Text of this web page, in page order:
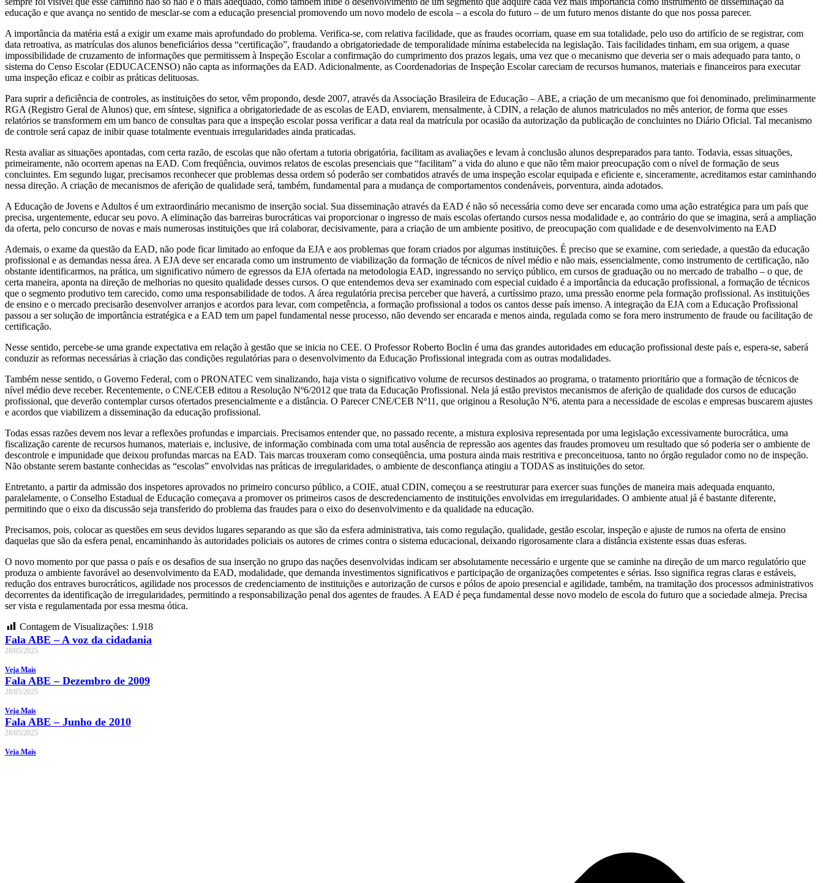
educação e que avança no sentido de mesclar-se com a educação presencial promovendo um novo modelo de escola – a escola do futuro – de um futuro menos distante do que nos possa parecer.
A importância da matéria está a exigir um exame mais aprofundado do problema. Verifica-se, com relativa facilidade, que as fraudes ocorriam, quase em sua totalidade, pelo uso do artifício de se registrar, com
data retroativa, as matrículas dos alunos beneficiários dessa “certificação”, fraudando a obrigatoriedade de temporalidade mínima estabelecida na legislação. Tais facilidades tinham, em sua origem, a quase
impossibilidade de cruzamento de informações que permitissem à Inspeção Escolar a confirmação do cumprimento dos prazos legais, uma vez que o mecanismo que deveria ser o mais adequado para tanto, o
sistema do Censo Escolar (EDUCACENSO) não capta as informações da EAD. Adicionalmente, as Coordenadorias de Inspeção Escolar careciam de recursos humanos, materiais e financeiros para executar
uma inspeção eficaz e coibir as práticas delituosas.
Para suprir a deficiência de controles, as instituições do setor, vêm propondo, desde 2007, através da Associação Brasileira de Educação – ABE, a criação de um mecanismo que foi denominado, preliminarmente
RGA (Registro Geral de Alunos) que, em síntese, significa a obrigatoriedade de as escolas de EAD, enviarem, mensalmente, à CDIN, a relação de alunos matriculados no mês anterior, de forma que esses
relatórios se transformem em um banco de consultas para que a inspeção escolar possa verificar a data real da matrícula por ocasião da autorização da publicação de concluintes no Diário Oficial. Tal mecanismo
de controle será capaz de inibir quase totalmente eventuais irregularidades ainda praticadas.
Resta avaliar as situações apontadas, com certa razão, de escolas que não ofertam a tutoria obrigatória, facilitam as avaliações e levam à conclusão alunos despreparados para tanto. Todavia, essas situações,
primeiramente, não ocorrem apenas na EAD. Com freqüência, ouvimos relatos de escolas presenciais que “facilitam” a vida do aluno e que não têm maior preocupação com o nível de formação de seus
concluintes. Em segundo lugar, precisamos reconhecer que problemas dessa ordem só poderão ser combatidos através de uma inspeção escolar equipada e eficiente e, sinceramente, acreditamos estar caminhando
nessa direção. A criação de mecanismos de aferição de qualidade será, também, fundamental para a mudança de comportamentos condenáveis, porventura, ainda adotados.
A Educação de Jovens e Adultos é um extraordinário mecanismo de inserção social. Sua disseminação através da EAD é não só necessária como deve ser encarada como uma ação estratégica para um país que
precisa, urgentemente, educar seu povo. A eliminação das barreiras burocráticas vai proporcionar o ingresso de mais escolas ofertando cursos nessa modalidade e, ao contrário do que se imagina, será a ampliação
da oferta, pelo concurso de novas e mais numerosas instituições que irá colaborar, decisivamente, para a criação de um ambiente positivo, de preocupação com qualidade e de desenvolvimento na EAD
Ademais, o exame da questão da EAD, não pode ficar limitado ao enfoque da EJA e aos problemas que foram criados por algumas instituições. É preciso que se examine, com seriedade, a questão da educação
profissional e as demandas nessa área. A EJA deve ser encarada como um instrumento de viabilização da formação de técnicos de nível médio e não mais, essencialmente, como instrumento de certificação, não
obstante identificarmos, na prática, um significativo número de egressos da EJA ofertada na metodologia EAD, ingressando no serviço público, em cursos de graduação ou no mercado de trabalho – o que, de
certa maneira, aponta na direção de melhorias no quesito qualidade desses cursos. O que entendemos deva ser examinado com especial cuidado é a importância da educação profissional, a formação de técnicos
que o segmento produtivo tem carecido, como uma responsabilidade de todos. A área regulatória precisa perceber que haverá, a curtíssimo prazo, uma pressão enorme pela formação profissional. As instituições
de ensino e o mercado precisarão desenvolver arranjos e acordos para levar, com competência, a formação profissional a todos os cantos desse país imenso. A integração da EJA com a Educação Profissional
passou a ser solução de importância estratégica e a EAD tem um papel fundamental nesse processo, não devendo ser encarada e menos ainda, regulada como se fora mero instrumento de fraude ou facilitação de
certificação.
Nesse sentido, percebe-se uma grande expectativa em relação à gestão que se inicia no CEE. O Professor Roberto Boclin é uma das grandes autoridades em educação profissional deste país e, espera-se, saberá
conduzir as reformas necessárias à criação das condições regulatórias para o desenvolvimento da Educação Profissional integrada com as outras modalidades.
Também nesse sentido, o Governo Federal, com o PRONATEC vem sinalizando, haja vista o significativo volume de recursos destinados ao programa, o tratamento prioritário que a formação de técnicos de
nível médio deve receber. Recentemente, o CNE/CEB editou a Resolução Nº6/2012 que trata da Educação Profissional. Nela já estão previstos mecanismos de aferição de qualidade dos cursos de educação
profissional, que deverão contemplar cursos ofertados presencialmente e a distância. O Parecer CNE/CEB Nº11, que originou a Resolução Nº6, atenta para a necessidade de escolas e empresas buscarem ajustes
e acordos que viabilizem a disseminação da educação profissional.
Todas essas razões devem nos levar a reflexões profundas e imparciais. Precisamos entender que, no passado recente, a mistura explosiva representada por uma legislação excessivamente burocrática, uma
fiscalização carente de recursos humanos, materiais e, inclusive, de informação combinada com uma total ausência de repressão aos agentes das fraudes promoveu um resultado que só poderia ser o ambiente de
descontrole e impunidade que deixou profundas marcas na EAD. Tais marcas trouxeram como conseqüência, uma postura ainda mais restritiva e preconceituosa, tanto no órgão regulador como no de inspeção.
Não obstante serem bastante conhecidas as “escolas” envolvidas nas práticas de irregularidades, o ambiente de desconfiança atingiu a TODAS as instituições do setor.
Entretanto, a partir da admissão dos inspetores aprovados no primeiro concurso público, a COIE, atual CDIN, começou a se reestruturar para exercer suas funções de maneira mais adequada enquanto,
paralelamente, o Conselho Estadual de Educação começava a promover os primeiros casos de descredenciamento de instituições envolvidas em irregularidades. O ambiente atual já é bastante diferente,
permitindo que o eixo da discussão seja transferido do problema das fraudes para o eixo do desenvolvimento e da qualidade na educação.
Precisamos, pois, colocar as questões em seus devidos lugares separando as que são da esfera administrativa, tais como regulação, qualidade, gestão escolar, inspeção e ajuste de rumos na oferta de ensino
daquelas que são da esfera penal, encaminhando às autoridades policiais os autores de crimes contra o sistema educacional, deixando rigorosamente clara a distância existente essas duas esferas.
O novo momento por que passa o país e os desafios de sua inserção no grupo das nações desenvolvidas indicam ser absolutamente necessário e urgente que se caminhe na direção de um marco regulatório que
produza o ambiente favorável ao desenvolvimento da EAD, modalidade, que demanda investimentos significativos e participação de organizações competentes e sérias. Isso significa regras claras e estáveis,
redução dos entraves burocráticos, agilidade nos processos de credenciamento de instituições e autorização de cursos e pólos de apoio presencial e agilidade, também, na tramitação dos processos administrativos
decorrentes da identificação de irregularidades, permitindo a responsabilização penal dos agentes de fraudes. A EAD é peça fundamental desse novo modelo de escola do futuro que a sociedade almeja. Precisa
ser vista e regulamentada por essa mesma ótica.
Contagem de Visualizações: 1.918
Fala ABE – A voz da cidadania
28/05/2025
Veja Mais
Fala ABE – Dezembro de 2009
28/05/2025
Veja Mais
Fala ABE – Junho de 2010
28/05/2025
Veja Mais